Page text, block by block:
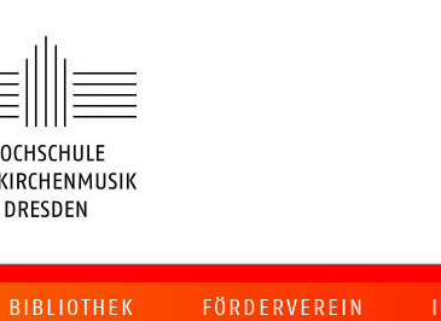
BIBLIOTHEK FÖRDERVEREIN